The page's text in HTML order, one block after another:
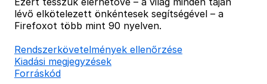
lévő elkötelezett önkéntesek segítségével – a
Firefoxot több mint 90 nyelven.
Rendszerkövetelmények ellenőrzése
Kiadási megjegyzések
Forráskód